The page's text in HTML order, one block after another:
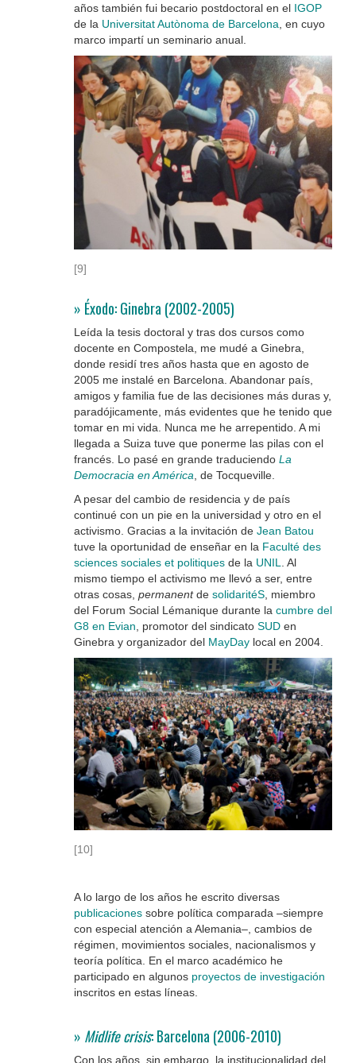
años también fui becario postdoctoral en el IGOP
de la Universitat Autònoma de Barcelona, en cuyo
marco impartí un seminario anual.
[9]
» Éxodo: Ginebra (2002-2005)
Leída la tesis doctoral y tras dos cursos como
docente en Compostela, me mudé a Ginebra,
donde residí tres años hasta que en agosto de
2005 me instalé en Barcelona. Abandonar país,
amigos y familia fue de las decisiones más duras y,
paradójicamente, más evidentes que he tenido que
tomar en mi vida. Nunca me he arrepentido. A mi
llegada a Suiza tuve que ponerme las pilas con el
francés. Lo pasé en grande traduciendo La
Democracia en América, de Tocqueville.
A pesar del cambio de residencia y de país
continué con un pie en la universidad y otro en el
activismo. Gracias a la invitación de Jean Batou
tuve la oportunidad de enseñar en la Faculté des
sciences sociales et politiquesde la UNIL. Al
mismo tiempo el activismo me llevó a ser, entre
otras cosas, permanentde solidaritéS, miembro
del Forum Social Lémanique durante la cumbre del
G8 en Evian, promotor del sindicato SUD en
Ginebra y organizador del MayDay local en 2004.
[10]
A lo largo de los años he escrito diversas
publicaciones sobre política comparada –siempre
con especial atención a Alemania–, cambios de
régimen, movimientos sociales, nacionalismos y
teoría política. En el marco académico he
participado en algunos proyectos de investigación
inscritos en estas líneas.
» Midlife crisis: Barcelona (2006-2010)
Con los años, sin embargo, la institucionalidad del